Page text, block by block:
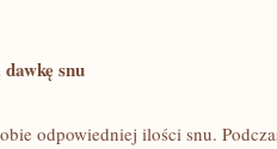
snu
odpowiedniej ilości snu.